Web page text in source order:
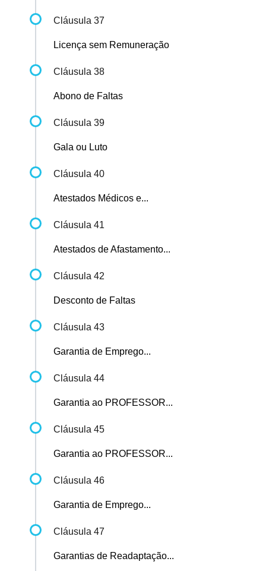
Cláusula 37
Licença sem Remuneração
Cláusula 38
Abono de Faltas
Cláusula 39
Gala ou Luto
Cláusula 40
Atestados Médicos e...
Cláusula 41
Atestados de Afastamento...
Cláusula 42
Desconto de Faltas
Cláusula 43
Garantia de Emprego...
Cláusula 44
Garantia ao PROFESSOR...
Cláusula 45
Garantia ao PROFESSOR...
Cláusula 46
Garantia de Emprego...
Cláusula 47
Garantias de Readaptação...